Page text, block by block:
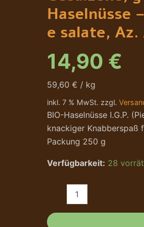
Haselnüsse
e salate, Az.
14,90 €
59,60 € / kg
inkl. 7 % MwSt. zzgl.
BIO-Haselnüsse I.G.P.
knackiger Knabberspaß
Packung 250 g
Verfügbarkeit: 28
Nocciole
e
salate,
Altalanga
250g